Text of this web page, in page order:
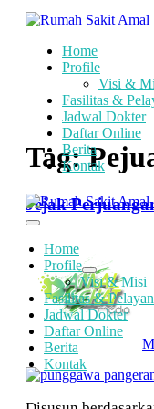
Lompat
Home
Profile
Visi &
Fasilitas &
Jadwal Dokter
Daftar Online
Berita
Kontak
Toggle
Menu
Home
Profile
Toggle
Menu
Visi & Misi
Fasilitas &
Jadwal Dokter
Daftar Online
Berita
Kontak
Tag:
Jejak
Jejak